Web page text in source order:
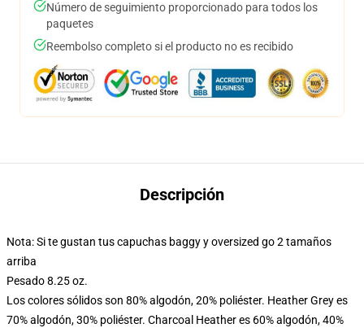
Número de seguimiento proporcionado para todos los
paquetes
Reembolso completo si el producto no es recibido
Descripción
Nota: Si te gustan tus capuchas baggy y oversized go 2 tamaños
arriba
Pesado 8.25 oz.
Los colores sólidos son 80% algodón, 20% poliéster. Heather Grey es
70% algodón, 30% poliéster. Charcoal Heather es 60% algodón, 40%